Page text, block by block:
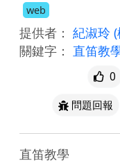
web
提供者： 紀淑玲
關鍵字： 直笛教
0
問題回報
直笛教學